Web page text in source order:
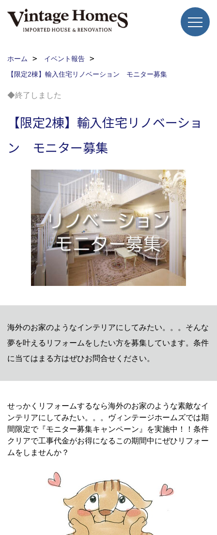
ホーム
イベント報告
【限定2棟】輸入住宅リノベーション モニター募集
◆終了しました
【限定2棟】輸入住宅リノベーショ
ン モニター募集
海外のお家のようなインテリアにしてみたい。。。そんな
夢を叶えるリフォームをしたい方を募集しています。条件
に当てはまる方はぜひお問合せください。
せっかくリフォームするなら海外のお家のような素敵なイ
ンテリアにしてみたい。。。ヴィンテージホームズでは期
間限定で『モニター募集キャンペーン』を実施中！！条件
クリアで工事代金がお得になるこの期間中にぜひリフォー
ムをしませんか？